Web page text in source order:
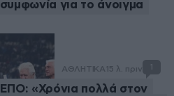
συμφωνία για το άνοιγμα
ΑΘΛΗΤΙΚΑ 15 λ. πριν
ΕΠΟ: «Χρόνια πολλά στον